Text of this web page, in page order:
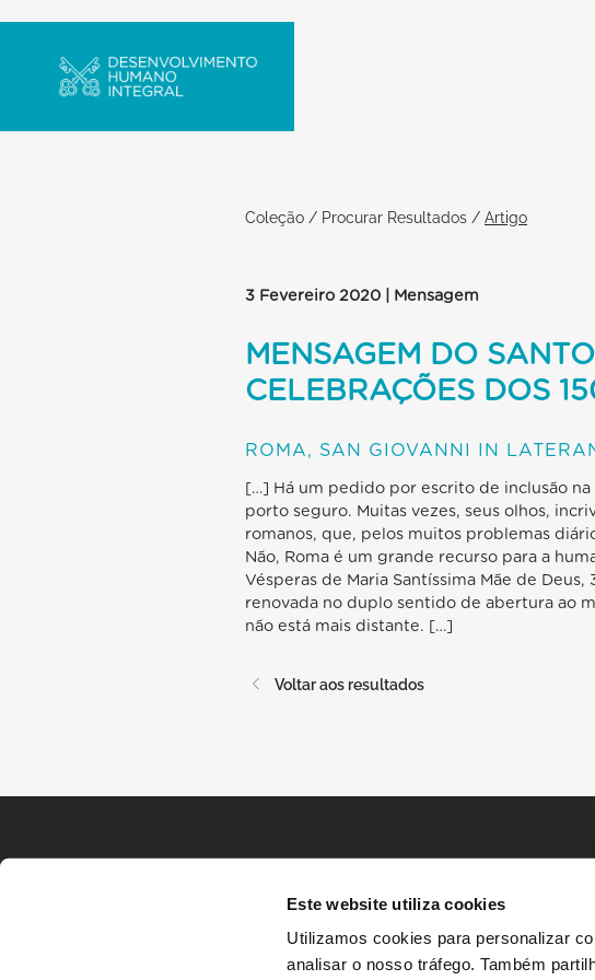
Este website utiliza cookies
Utilizamos cookies para personalizar
analisar o nosso tráfego. Também
Coleção / Procurar Resultados / Artigo
3 Fevereiro 2020 | Mensagem
MENSAGEM DO
CELEBRAÇÕES DOS
ROMA, SAN GIOVANNI IN
[…] Há um pedido por escrito de inclusão
porto seguro. Muitas vezes, seus olhos,
romanos, que, pelos muitos problemas
Não, Roma é um grande recurso para a
Vésperas de Maria Santíssima Mãe de
renovada no duplo sentido de abertura ao
não está mais distante. […]
Voltar aos resultados